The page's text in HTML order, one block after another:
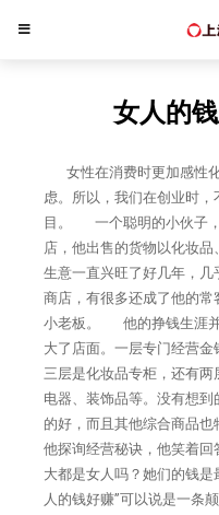
女人的
女性在消费时更加感性
虑。所以，我们在创业时
目。 一个聪明的小伙子
店，他出售的货物以化妆品
生意一直兴旺了好几年，
商店，有很多还成了他的
小老板。 他的挣钱生涯并
大了店面。一层专门经营金
三层是化妆品专柜，还有
电器、装饰品等。没有想
的好，而且其他综合商品
他探询经营秘诀，他笑着回
大都是女人吗？她们的钱是
人的钱好赚”可以说是一